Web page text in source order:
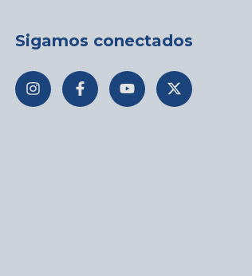
Sigamos conectados